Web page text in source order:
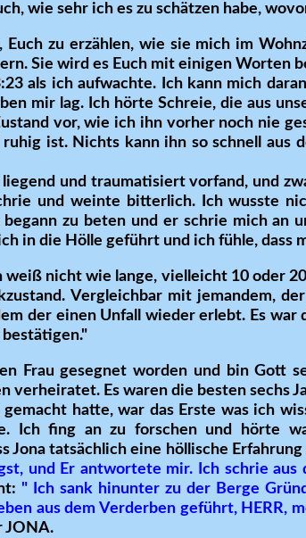
wie sehr ich es zu schätzen habe,
Euch zu erzählen, wie sie mich im
Sie wird es Euch mit einigen Worten
als ich aufwachte. Ich kann mich
mir lag. Ich hörte Schreie, die aus
vor, wie ich ihn vorher noch nie
ist. Nichts kann ihn so schnell aus
und traumatisiert vorfand, und
und weinte bitterlich. Ich wusste
zu beten und er schrie mich an
in die Hölle geführt und ich fühle, dass
weiß nicht wie lange, vielleicht 10 oder
Vergleichbar mit jemandem,
der einen Unfall wieder erlebt. Es
Frau gesegnet worden und bin Gott
verheiratet. Es waren die besten sechs
hatte, war das Erste was ich
Ich fing an zu forschen und hörte
Jona tatsächlich eine höllische
und Er antwortete mir. Ich schrie aus
" Ich sank hinunter zu der Berge
aus dem Verderben geführt, HERR,
JONA.